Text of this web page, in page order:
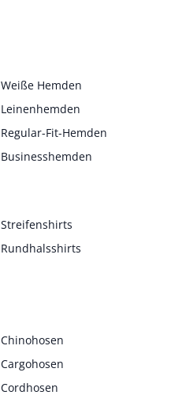
Weiße Hemden
Leinenhemden
Regular-Fit-Hemden
Businesshemden
Streifenshirts
Rundhalsshirts
Chinohosen
Cargohosen
Cordhosen